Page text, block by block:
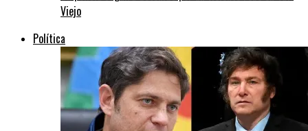
Viejo
Política